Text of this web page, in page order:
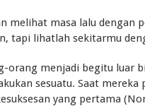
melihat masa lalu dengan
tapi lihatlah sekitarmu
orang menjadi begitu luar
sesuatu. Saat
yang pertama